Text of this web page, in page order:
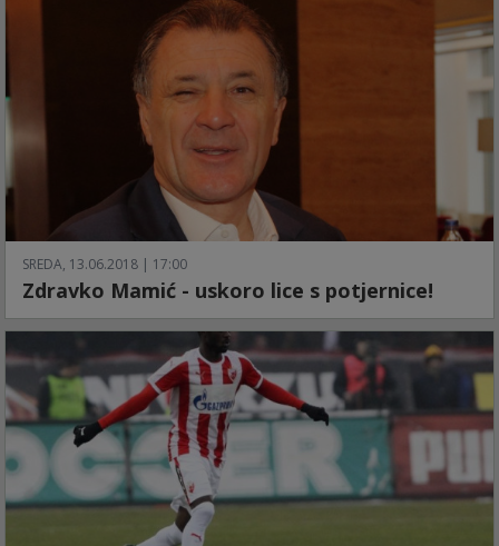
SREDA, 13.06.2018 | 17:00
Zdravko Mamić - uskoro lice s potjernice!